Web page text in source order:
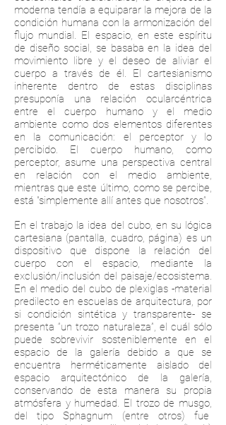
moderna tendía a equiparar la mejora de la
condición humana con la armonización del
flujo mundial. El espacio, en este espíritu
de diseño social, se basaba en la idea del
movimiento libre y el deseo de aliviar el
cuerpo a través de él. El cartesianismo
inherente dentro de estas disciplinas
presuponía una relación ocularcéntrica
entre el cuerpo humano y el medio
ambiente como dos elementos diferentes
en la comunicación: el perceptor y lo
percibido. El cuerpo humano, como
perceptor, asume una perspectiva central
en relación con el medio ambiente,
mientras que este último, como se percibe,
está "simplemente allí antes que nosotros”.
En el trabajo la idea del cubo, en su lógica
cartesiana (pantalla, cuadro, página) es un
dispositivo que dispone la relación del
cuerpo con el espacio, mediante la
exclusión/inclusión del paisaje/ecosistema.
En el medio del cubo de plexiglas -material
predilecto en escuelas de arquitectura, por
si condición sintética y transparente- se
presenta “un trozo naturaleza”, el cuál sólo
puede sobrevivir sosteniblemente en el
espacio de la galería debido a que se
encuentra herméticamente aislado del
espacio arquitectónico de la galería,
conservando de esta manera su propia
atmósfera y humedad. El trozo de musgo,
del tipo Sphagnum (entre otros) fue